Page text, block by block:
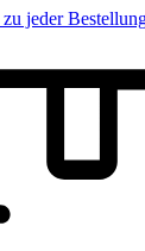
zu jeder